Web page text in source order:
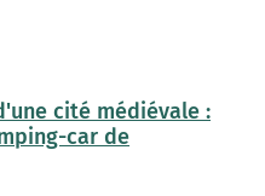
cité médiévale :
car de